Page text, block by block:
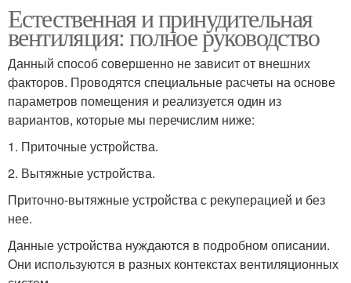
Естественная и принудительная
вентиляция: полное руководство
Данный способ совершенно не зависит от внешних
факторов. Проводятся специальные расчеты на основе
параметров помещения и реализуется один из
вариантов, которые мы перечислим ниже:
1. Приточные устройства.
2. Вытяжные устройства.
Приточно-вытяжные устройства с рекуперацией и без
нее.
Данные устройства нуждаются в подробном описании.
Они используются в разных контекстах вентиляционных